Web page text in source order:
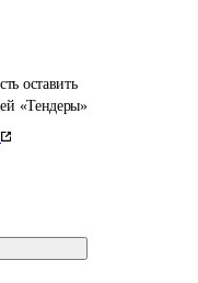
оставить
«Тендеры»